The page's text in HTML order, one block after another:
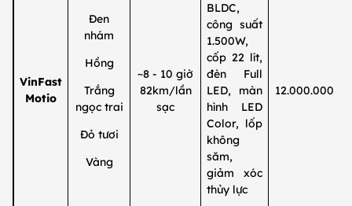
VinFast
Motio
Đen
nhám
Hồng
Trắng
ngọc trai
Đỏ tươi
Vàng
~8 - 10 giờ
82km/lần
sạc
BLDC,
công suất
1.500W,
cốp 22 lít,
đèn Full
LED, màn
hình LED
Color, lốp
không
săm,
giảm xóc
thủy lực
12.000.000